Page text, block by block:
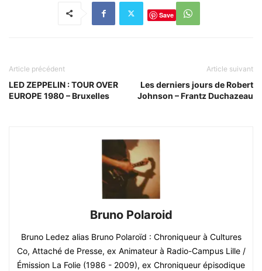
Save
Article précédent
LED ZEPPELIN : TOUR OVER
EUROPE 1980 – Bruxelles
Article suivant
Les derniers jours de Robert
Johnson – Frantz Duchazeau
Bruno Polaroid
Bruno Ledez alias Bruno Polaroïd : Chroniqueur à Cultures
Co, Attaché de Presse, ex Animateur à Radio-Campus Lille /
Émission La Folie (1986 - 2009), ex Chroniqueur épisodique